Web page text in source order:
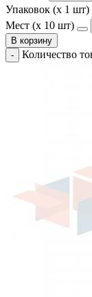
Упаковок (x 1 шт)
Мест (x 10 шт)
В корзину
Количество